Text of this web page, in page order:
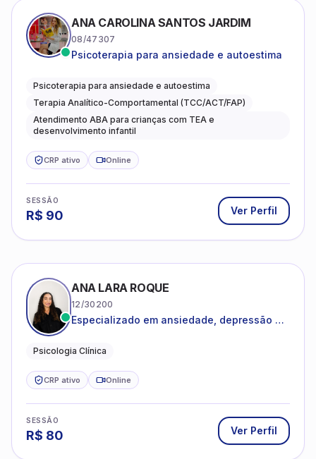
ANA CAROLINA SANTOS JARDIM
08/47307
Psicoterapia para ansiedade e autoestima
Psicoterapia para ansiedade e autoestima
Terapia Analítico-Comportamental (TCC/ACT/FAP)
Atendimento ABA para crianças com TEA e
desenvolvimento infantil
CRP ativo Online
SESSÃO
R$ 90 Ver Perfil
ANA LARA ROQUE
12/30200
Especializado em ansiedade, depressão e
Psicologia Clínica
CRP ativo Online
SESSÃO
R$ 80 Ver Perfil